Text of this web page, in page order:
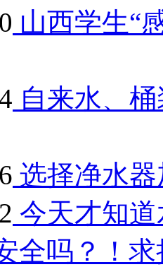
山西学生“
自来水、
选择净水
今天才知
全吗？！